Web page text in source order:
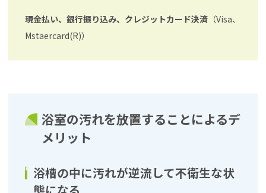
現金払い、銀行振り込み、クレジットカード決済 （Visa、
Mstaercard(R)）
浴室の汚れを放置することによるデ
メリット
浴槽の中に汚れが逆流して不衛生な状